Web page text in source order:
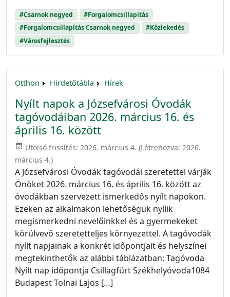
#Csarnok negyed
#Forgalomcsillapítás
#Forgalomcsillapítás Csarnok negyed
#Közlekedés
#Városfejlesztés
Otthon Hirdetőtábla Hírek
Nyílt napok a Józsefvárosi Óvodák
tagóvodáiban 2026. március 16. és
április 16. között
event_available Utolsó frissítés: 2026. március 4. (Létrehozva: 2026.
március 4.)
A Józsefvárosi Óvodák tagóvodái szeretettel várják
Önöket 2026. március 16. és április 16. között az
óvodákban szervezett ismerkedős nyílt napokon.
Ezeken az alkalmakon lehetőségük nyílik
megismerkedni nevelőinkkel és a gyermekeket
körülvevő szeretetteljes környezettel. A tagóvodák
nyílt napjainak a konkrét időpontjait és helyszínei
megtekinthetők az alábbi táblázatban: Tagóvoda
Nyílt nap időpontja Csillagfürt Székhelyóvoda1084
Budapest Tolnai Lajos […]